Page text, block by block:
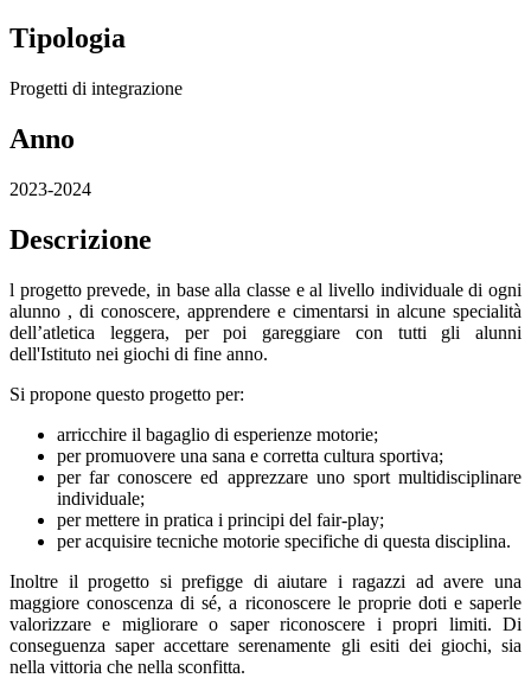
Tipologia
Progetti di integrazione
Anno
2023-2024
Descrizione
l progetto prevede, in base alla classe e al livello individuale di ogni
alunno , di conoscere, apprendere e cimentarsi in alcune specialità
dell’atletica leggera, per poi gareggiare con tutti gli alunni
dell'Istituto nei giochi di fine anno.
Si propone questo progetto per:
arricchire il bagaglio di esperienze motorie;
per promuovere una sana e corretta cultura sportiva;
per far conoscere ed apprezzare uno sport multidisciplinare
individuale;
per mettere in pratica i principi del fair-play;
per acquisire tecniche motorie specifiche di questa disciplina.
Inoltre il progetto si prefigge di aiutare i ragazzi ad avere una
maggiore conoscenza di sé, a riconoscere le proprie doti e saperle
valorizzare e migliorare o saper riconoscere i propri limiti. Di
conseguenza saper accettare serenamente gli esiti dei giochi, sia
nella vittoria che nella sconfitta.